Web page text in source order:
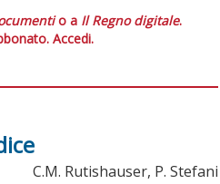
o a Il Regno digitale.
Accedi.
C.M. Rutishauser, P. Stefani